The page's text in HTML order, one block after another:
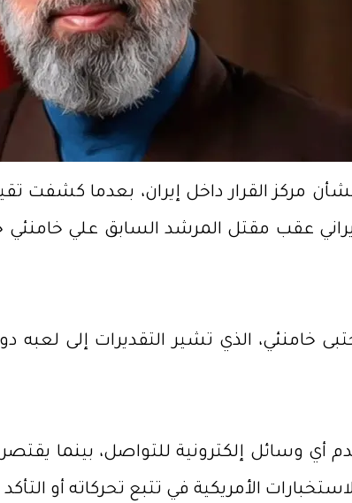
مركز القرار داخل إيران، بعدما كشفت
عقب مقتل المرشد السابق علي
خامنئي، الذي تشير التقديرات إلى لعبه
أي وسائل إلكترونية للتواصل، بينما
الأمريكية في تتبع تحركاته أو